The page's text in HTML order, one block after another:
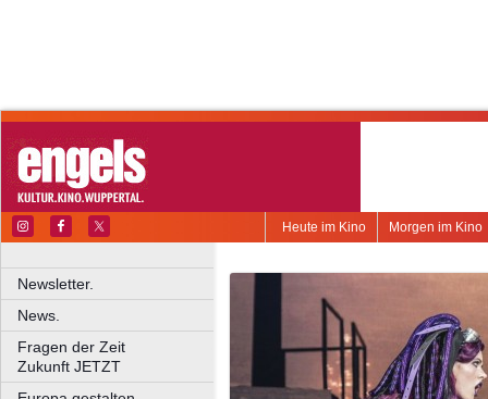
Morgen im Kino
Heute im Kino
Newsletter.
News.
Fragen der Zeit
Zukunft JETZT